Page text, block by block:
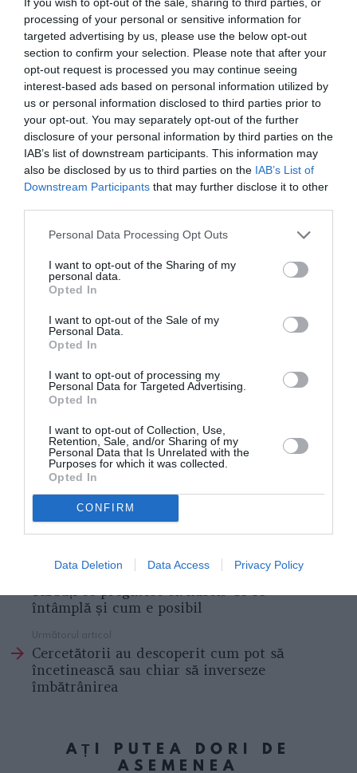
processing of your personal or sensitive information for
targeted advertising by us, please use the below opt-out
section to confirm your selection. Please note that after your
opt-out request is processed you may continue seeing
interest-based ads based on personal information utilized by
us or personal information disclosed to third parties prior to
your opt-out. You may separately opt-out of the further
disclosure of your personal information by third parties on the
IAB’s list of downstream participants. This information may
also be disclosed by us to third parties on the IAB’s List of
Downstream Participants that may further disclose it to other
Personal Data Processing Opt Outs
I want to opt-out of the Sharing of my
personal data.
Opted In
I want to opt-out of the Sale of my
Personal Data.
Opted In
I want to opt-out of processing my
Personal Data for Targeted Advertising.
Opted In
I want to opt-out of Collection, Use,
Retention, Sale, and/or Sharing of my
Personal Data that Is Unrelated with the
Purposes for which it was collected.
Opted In
CONFIRM
Data Deletion Data Access Privacy Policy
CITEȘTE ȘI:
Eclere asortate
Spumă de căpşuni cu ricotta şi iaurt
REȚETA DULCE: Savarine
„Prăjitura invizibilă”: un fel de tort cu mere fondant
Știre șocantă din Marea Britanie: trei
bărbați se pregătesc să nască. Ce se
întâmplă și cum e posibil
Următorul articol
Cercetătorii au descoperit cum pot să
încetinească sau chiar să inverseze
îmbătrânirea
AȚI PUTEA DORI DE
ASEMENEA